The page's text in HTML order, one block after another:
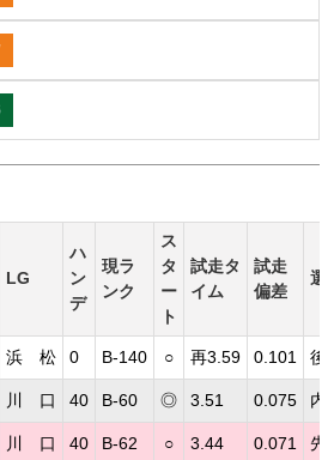
LG
ハ
ン
デ
現ラ
ンク
ス
タ
ー
ト
試走タ
イム
試走
偏差
選
浜 松 0 B-140 ○ 再3.59 0.101 後
川 口 40 B-60 ◎ 3.51 0.075 内
川 口 40 B-62 ○ 3.44 0.071 先